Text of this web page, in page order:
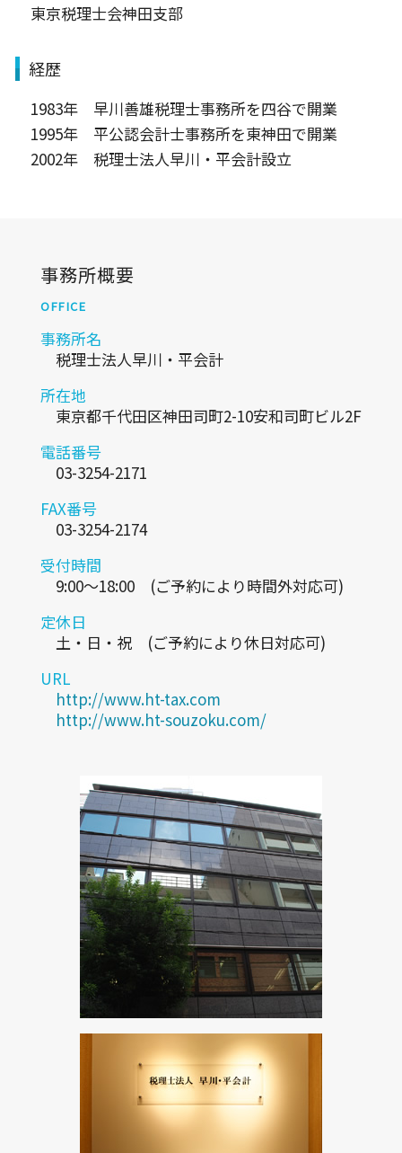
東京税理士会神田支部
経歴
1983年 早川善雄税理士事務所を四谷で開業
1995年 平公認会計士事務所を東神田で開業
2002年 税理士法人早川・平会計設立
事務所概要
OFFICE
事務所名
税理士法人早川・平会計
所在地
東京都千代田区神田司町2-10安和司町ビル2F
電話番号
03-3254-2171
FAX番号
03-3254-2174
受付時間
9:00～18:00 (ご予約により時間外対応可)
定休日
土・日・祝 (ご予約により休日対応可)
URL
http://www.ht-tax.com
http://www.ht-souzoku.com/